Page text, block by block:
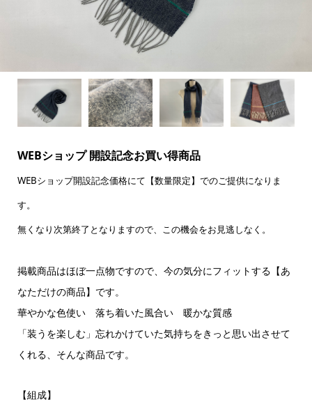
WEBショップ 開設記念お買い得商品
WEBショップ開設記念価格にて【数量限定】でのご提供になりま
す。
無くなり次第終了となりますので、この機会をお見逃しなく。
掲載商品はほぼ一点物ですので、今の気分にフィットする【あ
なただけの商品】です。
華やかな色使い 落ち着いた風合い 暖かな質感
「装うを楽しむ」忘れかけていた気持ちをきっと思い出させて
くれる、そんな商品です。
【組成】